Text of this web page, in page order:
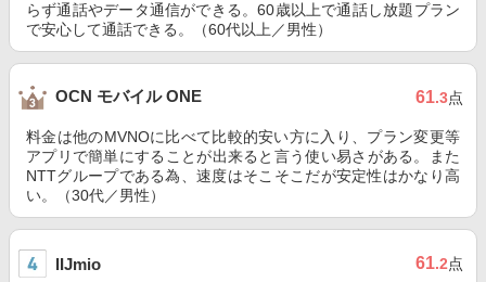
らず通話やデータ通信ができる。60歳以上で通話し放題プラン
で安心して通話できる。（60代以上／男性）
OCN モバイル ONE 61.3点
料金は他のMVNOに比べて比較的安い方に入り、プラン変更等
アプリで簡単にすることが出来ると言う使い易さがある。また
NTTグループである為、速度はそこそこだが安定性はかなり高
い。（30代／男性）
IIJmio 61.2点